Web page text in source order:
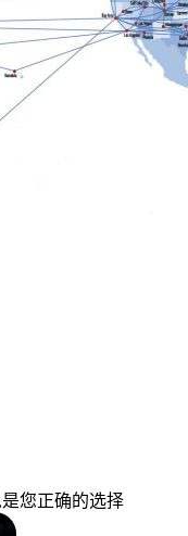
是您正确的选择